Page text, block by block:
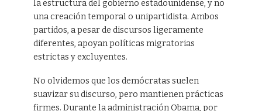
la estructura del gobierno estadounidense, y no
una creación temporal o unipartidista. Ambos
partidos, a pesar de discursos ligeramente
diferentes, apoyan políticas migratorias
estrictas y excluyentes.
No olvidemos que los demócratas suelen
suavizar su discurso, pero mantienen prácticas
firmes. Durante la administración Obama, por